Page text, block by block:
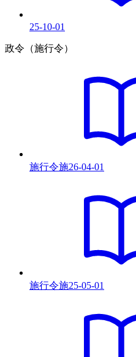
25-10-01
政令（施行令）
施行令施26-04-01
施行令施25-05-01